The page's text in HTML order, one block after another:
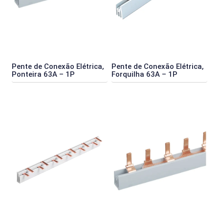
Pente de Conexão Elétrica,
Ponteira 63A – 1P
Pente de Conexão Elétrica,
Forquilha 63A – 1P